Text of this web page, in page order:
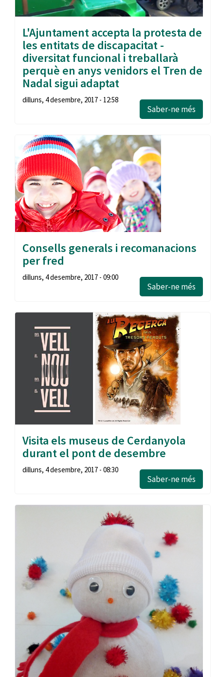
L'Ajuntament accepta la protesta de
les entitats de discapacitat -
diversitat funcional i treballarà
perquè en anys venidors el Tren de
Nadal sigui adaptat
dilluns, 4 desembre, 2017 - 12:58
Saber-ne més
Consells generals i recomanacions
per fred
dilluns, 4 desembre, 2017 - 09:00
Saber-ne més
Visita els museus de Cerdanyola
durant el pont de desembre
dilluns, 4 desembre, 2017 - 08:30
Saber-ne més